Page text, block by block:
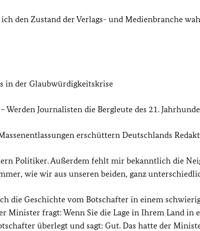
den Zustand der Verlags- und Medienbranche
in der Glaubwürdigkeitskrise
Journalisten die Bergleute des 21.
erschüttern Deutschlands
Politiker. Außerdem fehlt mir bekanntlich die
wie wir aus unseren beiden, ganz
die Geschichte vom Botschafter in einem
Minister fragt: Wenn Sie die Lage in Ihrem Land in
überlegt und sagt: Gut. Das hatte der